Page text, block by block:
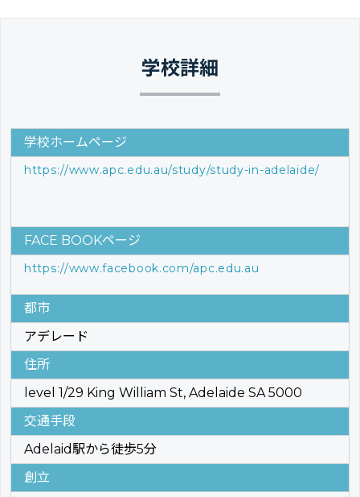
学校詳細
学校ホームページ
https://www.apc.edu.au/study/study-in-adelaide/
FACE BOOKページ
https://www.facebook.com/apc.edu.au
都市
アデレード
住所
level 1/29 King William St, Adelaide SA 5000
交通手段
Adelaid駅から徒歩5分
創立